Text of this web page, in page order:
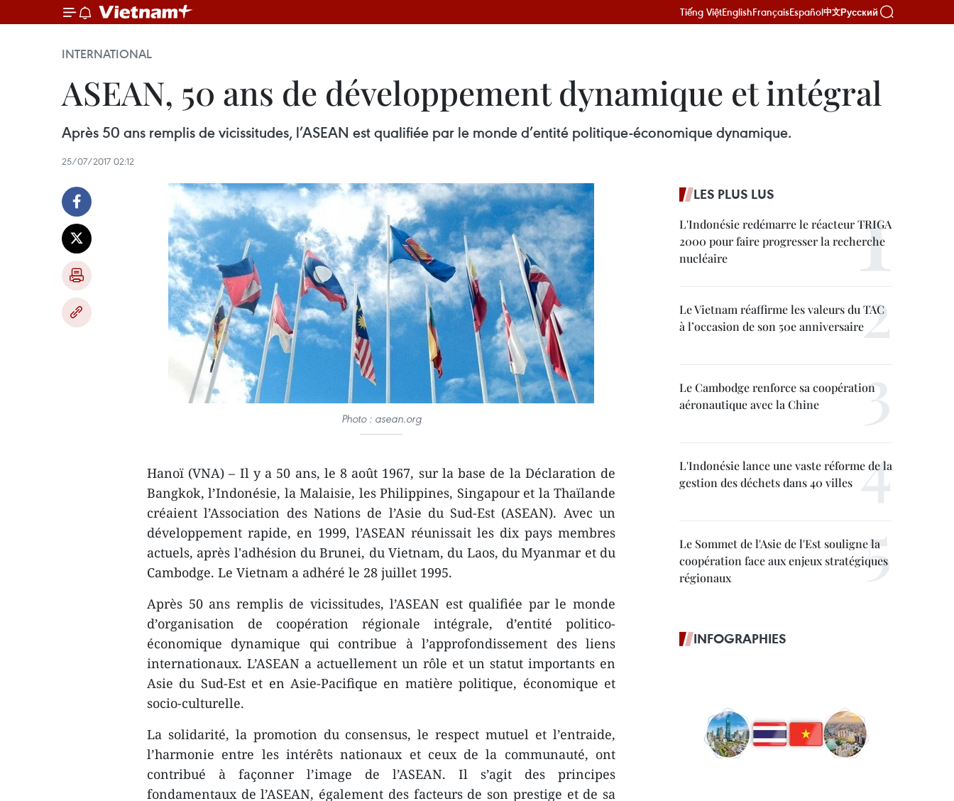
Tiếng ViệtEnglishFrançaisEspañol中文Русский
INTERNATIONAL
ASEAN, 50 ans de développement dynamique et intégral
Après 50 ans remplis de vicissitudes, l’ASEAN est qualifiée par le monde d’entité politique-économique dynamique.
25/07/2017 02:12
Photo : asean.org
Hanoï (VNA) – Il y a 50 ans, le 8 août 1967, sur la base de la Déclaration de
Bangkok, l’Indonésie, la Malaisie, les Philippines, Singapour et la Thaïlande
cré​aient l’Association des Nations de l’Asie du Sud-Est (ASEAN). Avec un
développement rapide, en 1999, l’ASEAN réunissait les dix pays membres
actuels, après l'adhésion du Brunei, ​du Vietnam, ​du Laos, ​du Myanmar et du
Cambodge. Le Vietnam a adhéré le 28 juillet 1995.
Après 50 ans remplis de vicissitudes, l’ASEAN est qualifiée par le monde
d’organisation de coopération régionale intégrale, d’entité politico-
économique dynamique qui contribue à l’approfondissement des liens
internationaux. L’ASEAN a actuellement un rôle et un statut importants en
Asie du Sud-Est et en Asie-Pacifique en matière politique, économique et
socio-culturelle.
La solidarité, la promotion du consensus, le respect mutuel et l’entraide,
l’harmonie entre les intérêts nationaux et ceux de la communauté, ont
contribué à façonner l’image de l’ASEAN. Il s’agit des principes
fondamentaux de l’ASEAN, également des facteurs de son prestige et de sa
LES PLUS LUS
L'Indonésie redémarre le réacteur TRIGA
2000 pour faire progresser la recherche
nucléaire
Le Vietnam réaffirme les valeurs du TAC
à l’occasion de son 50e anniversaire
Le Cambodge renforce sa coopération
aéronautique avec la Chine
L'Indonésie lance une vaste réforme de la
gestion des déchets dans 40 villes
Le Sommet de l'Asie de l'Est souligne la
coopération face aux enjeux stratégiques
régionaux
INFOGRAPHIES